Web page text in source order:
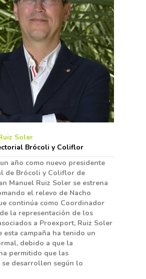
Soler
Brócoli y Coliflor
año como nuevo presidente
de Brócoli y Coliflor de
Manuel Ruiz Soler se estrena
el relevo de Nacho
continúa como Coordinador
la representación de los
a Proexport, Ruiz Soler
esta campaña ha tenido un
debido a que la
permitido que las
se desarrollen según lo
Internacionalización
Multimedia
Nutrición Y Salud
Opinión
Exportaciones 2018
Exportaciones 2017
Exportaciones 2016
Exportaciones 2015
Formación
Teleformación
Modificación Ley Mar
Menor
Juntos Contra El
19
Proyectos Destacados
Promoción De La
Alimentación
Campañas De
Concurso
Nuves. Nutrición
Sostenible
I+S PRO
Sostenibilidad
Innovación
Videos
Contacto
Intranet